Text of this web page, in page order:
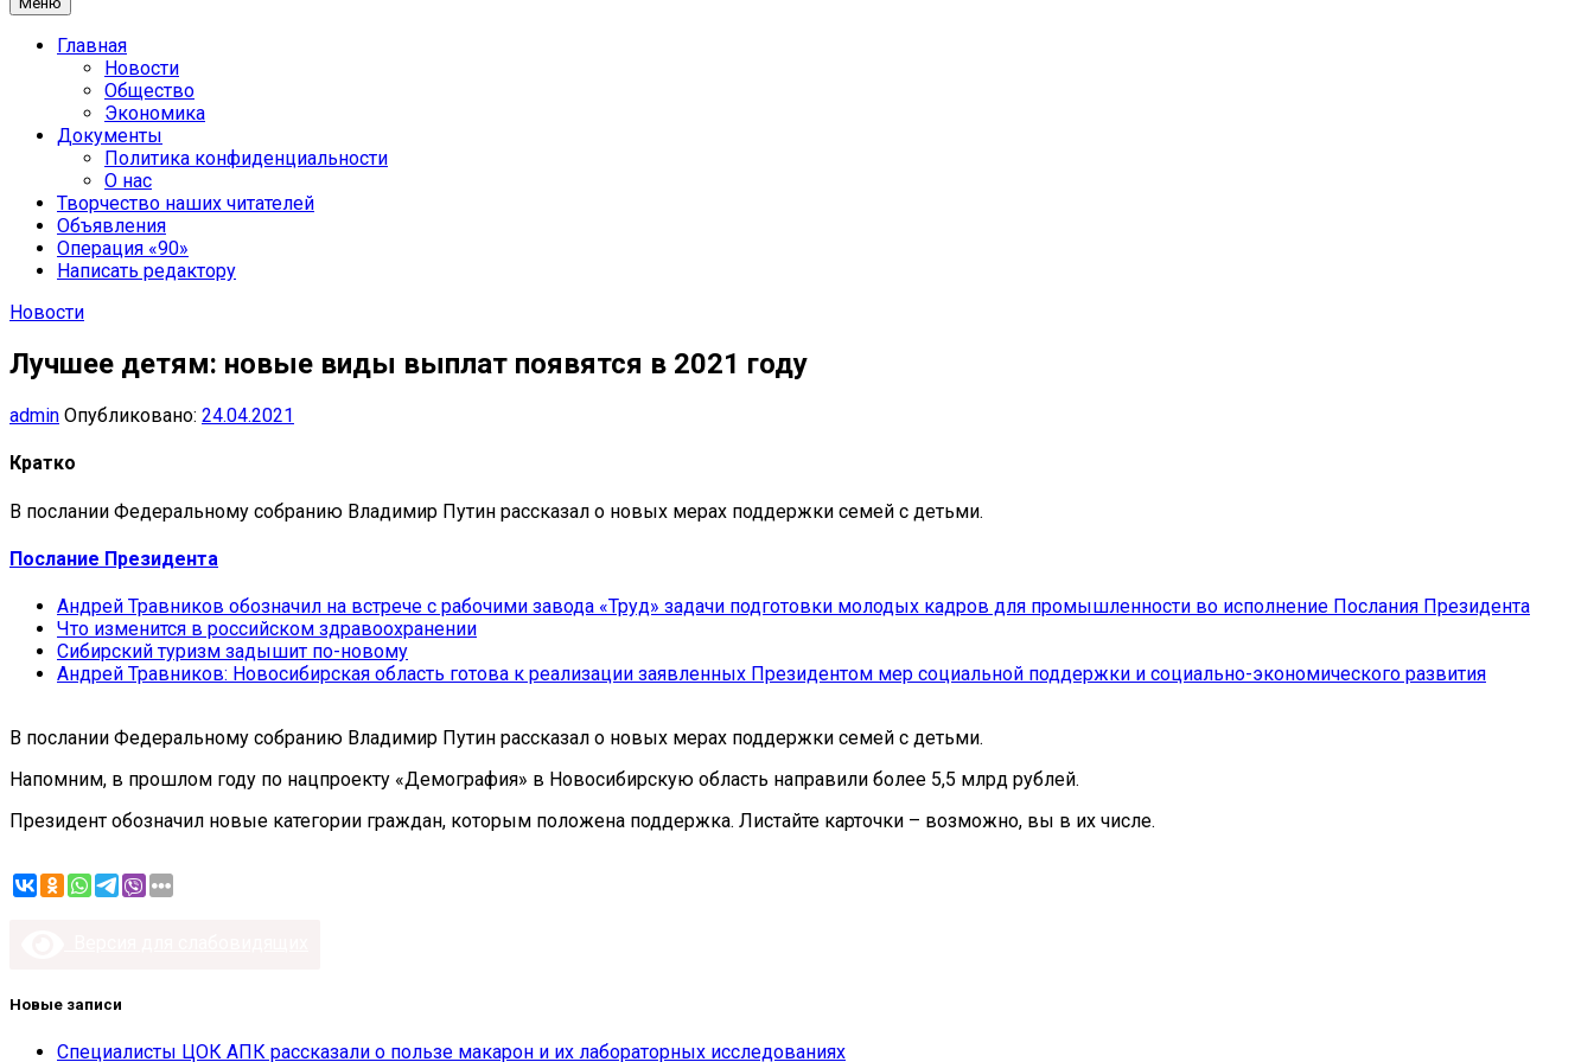
Главная
Новости
Общество
Экономика
Документы
Политика конфиденциальности
О нас
Творчество наших читателей
Объявления
Операция «90»
Написать редактору
Новости
Лучшее детям: новые виды выплат появятся в 2021 году
admin Опубликовано: 24.04.2021
Кратко
В послании Федеральному собранию Владимир Путин рассказал о новых мерах поддержки семей с детьми.
Послание Президента
Андрей Травников обозначил на встрече с рабочими завода «Труд» задачи подготовки молодых кадров для промышленности во исполнение Послания Президента
Что изменится в российском здравоохранении
Сибирский туризм задышит по-новому
Андрей Травников: Новосибирская область готова к реализации заявленных Президентом мер социальной поддержки и социально-экономического развития
В послании Федеральному собранию Владимир Путин рассказал о новых мерах поддержки семей с детьми.
Напомним, в прошлом году по нацпроекту «Демография» в Новосибирскую область направили более 5,5 млрд рублей.
Президент обозначил новые категории граждан, которым положена поддержка. Листайте карточки – возможно, вы в их числе.
Новые записи
Специалисты ЦОК АПК рассказали о пользе макарон и их лабораторных исследованиях